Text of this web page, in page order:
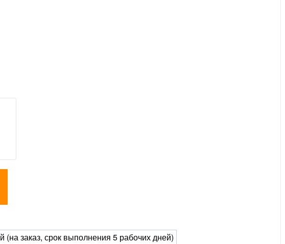
(на заказ, срок выполнения 5 рабочих дней)